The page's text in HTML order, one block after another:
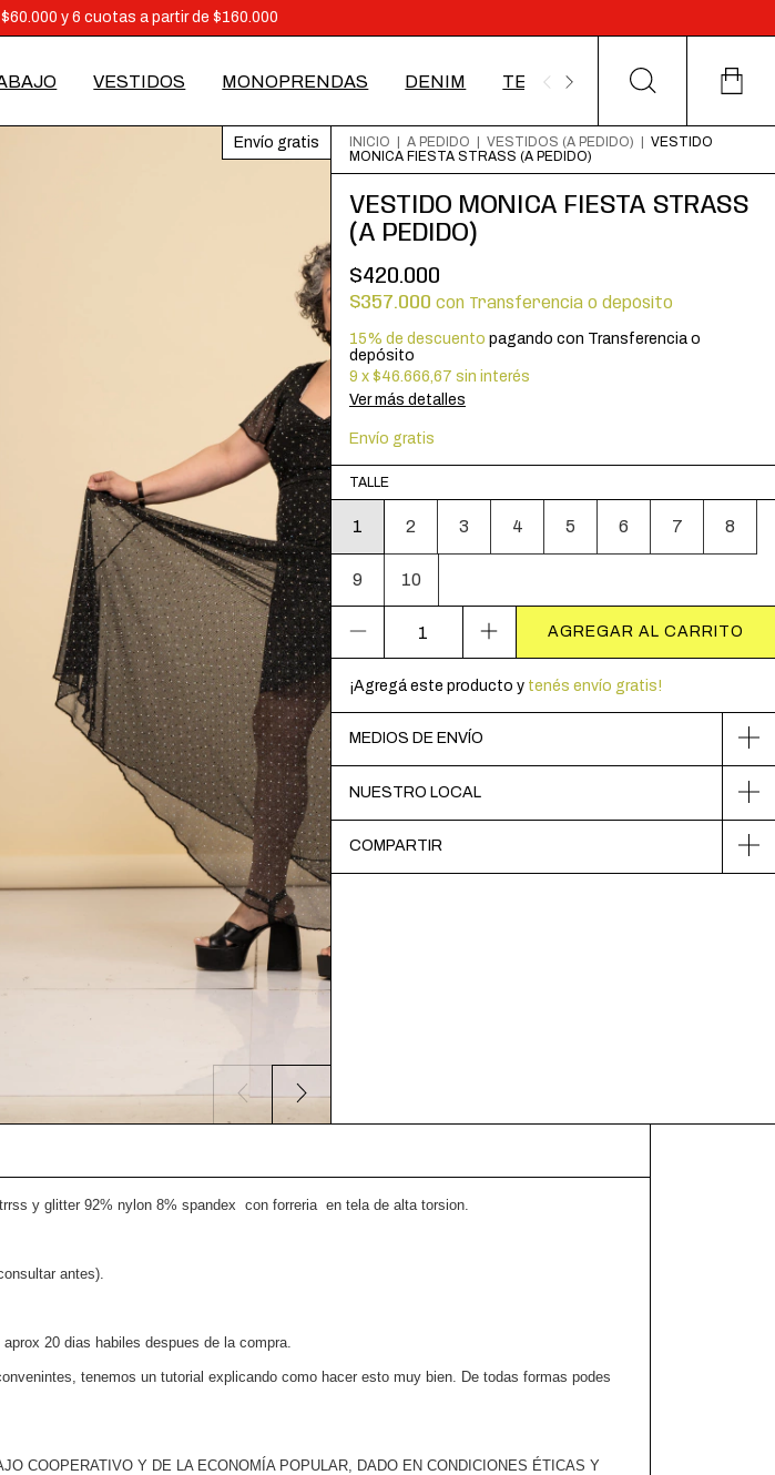
y 6 cuotas a partir de $160.000
VESTIDOS MONOPRENDAS DENIM TEJIDOS ACCESORIOS
Envío gratis INICIO A PEDIDO VESTIDOS (A PEDIDO)
VESTIDO
MONICA FIESTA STRASS (A PEDIDO)
VESTIDO MONICA FIESTA STRASS
(A PEDIDO)
$420.000
$357.000 con Transferencia o depósito
15% de descuento pagando con Transferencia o
depósito
9 x $46.666,67 sin interés
Ver más detalles
Envío gratis
TALLE
1 2 3 4 5 6 7 8
9 10
¡Agregá este producto y tenés envío gratis!
MEDIOS DE ENVÍO
NUESTRO LOCAL
COMPARTIR
y glitter 92% nylon 8% spandex con forreria en tela de alta torsion.
antes).
20 dias habiles despues de la compra.
tenemos un tutorial explicando como hacer esto muy bien. De todas formas podes
COOPERATIVO Y DE LA ECONOMÍA POPULAR, DADO EN CONDICIONES ÉTICAS Y